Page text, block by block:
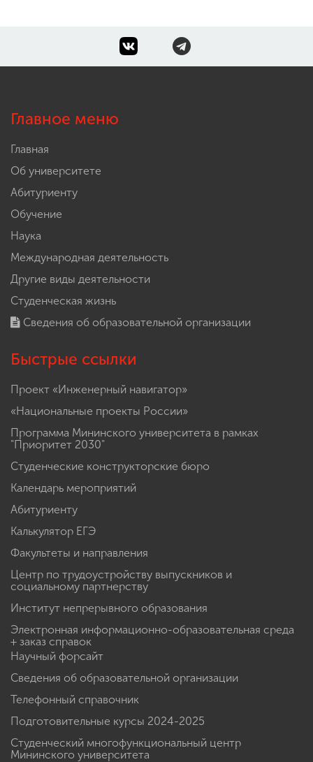
Главное меню
Главная
Об университете
Абитуриенту
Обучение
Наука
Международная деятельность
Другие виды деятельности
Студенческая жизнь
Сведения об образовательной организации
Быстрые ссылки
Проект «Инженерный навигатор»
«Национальные проекты России»
Программа Мининского университета в рамках
"Приоритет 2030"
Студенческие конструкторские бюро
Календарь мероприятий
Абитуриенту
Калькулятор ЕГЭ
Факультеты и направления
Центр по трудоустройству выпускников и
социальному партнерству
Институт непрерывного образования
Электронная информационно-образовательная среда
+ заказ справок
Научный форсайт
Сведения об образовательной организации
Телефонный справочник
Подготовительные курсы 2024-2025
Студенческий многофункциональный центр
Мининского университета